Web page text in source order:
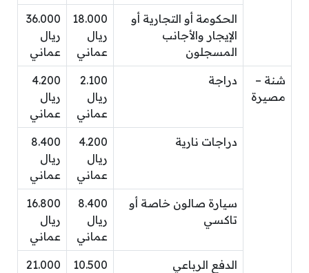
الحكومة أو التجارية أو
الإيجار والأجانب
المسجلون
18.000
ريال
عماني
36.000
ريال
عماني
شنة –
مصيرة
دراجة
2.100
ريال
عماني
4.200
ريال
عماني
دراجات نارية
4.200
ريال
عماني
8.400
ريال
عماني
سيارة صالون خاصة أو
تاكسي
8.400
ريال
عماني
16.800
ريال
عماني
الدفع الرباعي
10.500
21.000